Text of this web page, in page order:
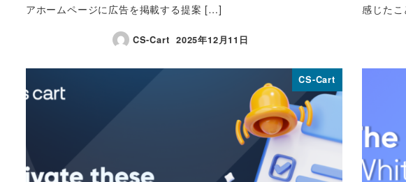
アホームページに広告を掲載する提案 […]
CS-Cart
投稿日
2025年12月11日
感じた
CS-Cart